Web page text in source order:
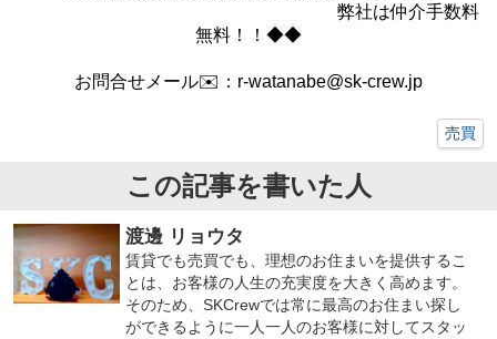
弊社は仲介手数料
無料！！◆◆
お問合せメール✉️：r-watanabe@sk-crew.jp
売買
この記事を書いた人
渡邊 リョウタ
賃貸でも売買でも、理想のお住まいを提供するこ
とは、お客様の人生の充実度を大きく高めます。
そのため、SKCrewでは常に最高のお住まい探し
ができるように一人一人のお客様に対してスタッ